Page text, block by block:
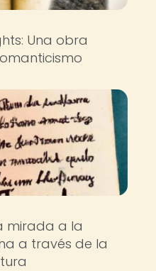
Una obra
mirada a la
a través de la